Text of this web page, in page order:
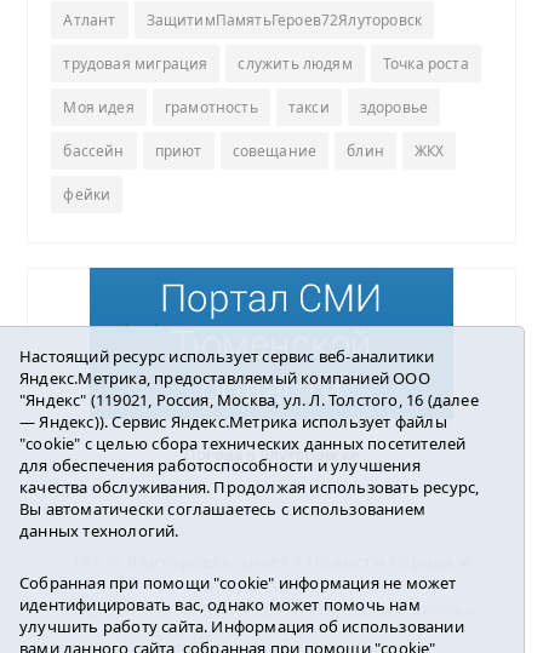
Атлант ЗащитимПамятьГероев72Ялуторовск
трудовая миграция служить людям Точка роста
Моя идея грамотность такси здоровье
бассейн приют совещание блин ЖКХ
фейки
Погода в Ялуторовске
района2016-2023
Учредитель: АНО «ИИЦ « Ялуторовская жизнь».
Главный редактор: Вешкурцева С.П.
Настоящий ресурс использует сервис веб-аналитики
Яндекс.Метрика, предоставляемый компанией ООО
"Яндекс" (119021, Россия, Москва, ул. Л. Толстого, 16 (далее
— Яндекс)). Сервис Яндекс.Метрика использует файлы
"cookie" с целью сбора технических данных посетителей
для обеспечения работоспособности и улучшения
качества обслуживания. Продолжая использовать ресурс,
Вы автоматически соглашаетесь с использованием
данных технологий.
Собранная при помощи "cookie" информация не может
идентифицировать вас, однако может помочь нам
улучшить работу сайта. Информация об использовании
вами данного сайта, собранная при помощи "cookie",